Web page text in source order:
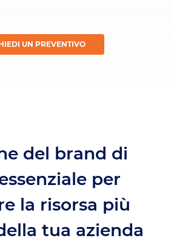
UN PREVENTIVO
del brand di
per
la risorsa più
tua azienda